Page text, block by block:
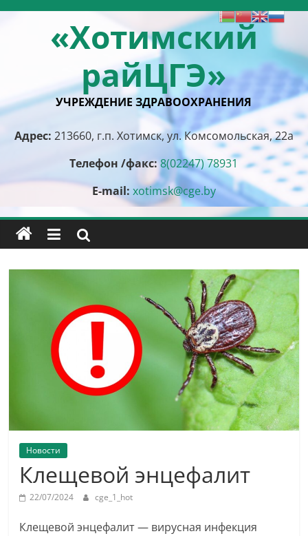
Перейти
содержимому«Хотимский
райЦГЭ»
УЧРЕЖДЕНИЕ ЗДРАВООХРАНЕНИЯ
Адрес: 213660, г.п. Хотимск, ул. Комсомольская, 22а
Телефон /факс:8(02247) 78931
E-mail: xotimsk@cge.by
Новости
Клещевой энцефалит
22/07/2024 cge_1_hot
Клещевой энцефалит — вирусная инфекция